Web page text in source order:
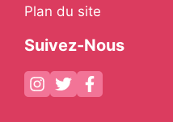
Plan du site
Suivez-Nous